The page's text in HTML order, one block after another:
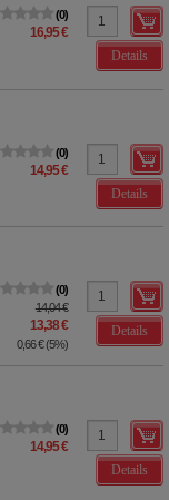
0
16,95 €
Details
0
14,95 €
Details
0
14,04 €
13,38 €
0,66 €(5%)
Details
0
14,95 €
Details